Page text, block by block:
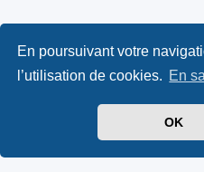
En poursuivant votre
l’utilisation de cookies. En
OK